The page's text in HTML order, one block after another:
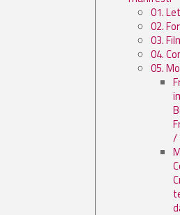
01.
02.
03.
04.
05.
/